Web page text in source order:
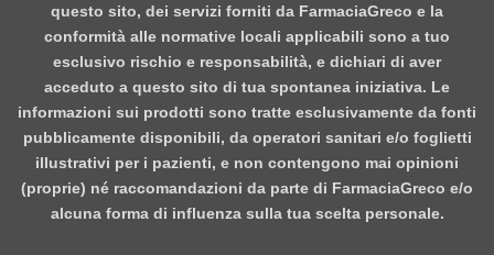
questo sito, dei servizi forniti da FarmaciaGreco e la
conformità alle normative locali applicabili sono a tuo
esclusivo rischio e responsabilità, e dichiari di aver
acceduto a questo sito di tua spontanea iniziativa. Le
informazioni sui prodotti sono tratte esclusivamente da fonti
pubblicamente disponibili, da operatori sanitari e/o foglietti
illustrativi per i pazienti, e non contengono mai opinioni
(proprie) né raccomandazioni da parte di FarmaciaGreco e/o
alcuna forma di influenza sulla tua scelta personale.